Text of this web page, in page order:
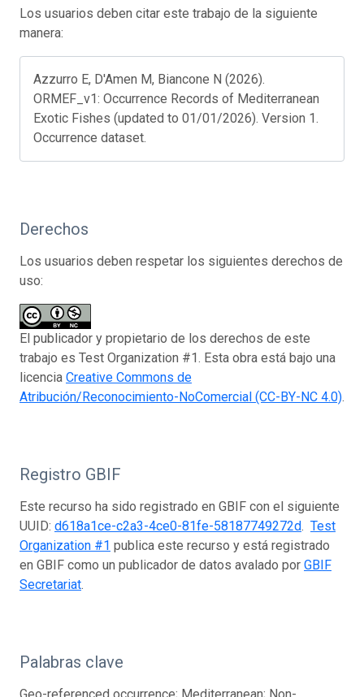
Los usuarios deben citar este trabajo de la siguiente
manera:
Azzurro E, D'Amen M, Biancone N (2026).
ORMEF_v1: Occurrence Records of Mediterranean
Exotic Fishes (updated to 01/01/2026). Version 1.
Occurrence dataset.
Derechos
Los usuarios deben respetar los siguientes derechos de
uso:
El publicador y propietario de los derechos de este
trabajo es Test Organization #1. Esta obra está bajo una
licencia Creative Commons de
Atribución/Reconocimiento-NoComercial (CC-BY-NC 4.0).
Registro GBIF
Este recurso ha sido registrado en GBIF con el siguiente
UUID: d618a1ce-c2a3-4ce0-81fe-58187749272d. Test
Organization #1 publica este recurso y está registrado
en GBIF como un publicador de datos avalado por GBIF
Secretariat.
Palabras clave